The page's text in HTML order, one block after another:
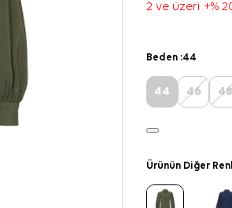
2 ve üzeri +%
Beden :44
44 46 48
Ürünün Diğer